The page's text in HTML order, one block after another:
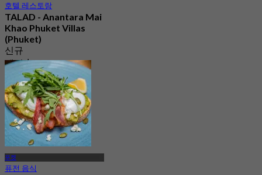
호텔 레스토랑
TALAD - Anantara Mai
Khao Phuket Villas
(Phuket)
신규
에서฿ 575
푸켓
퓨전 음식